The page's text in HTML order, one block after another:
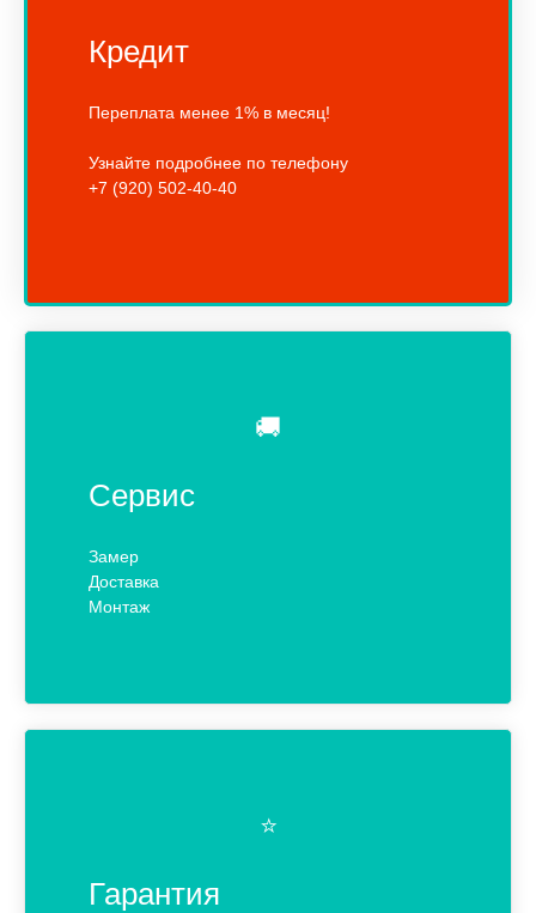
Кредит
Переплата менее 1% в месяц!
Узнайте подробнее по телефону
+7 (920) 502-40-40
🚚
Сервис
Замер
Доставка
Монтаж
⭐️
Гарантия